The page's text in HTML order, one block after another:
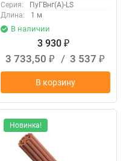
Серия:
ПуГВнг(А)-LS
Длина:
1 м
В наличии
3 930 ₽
3 733,50 ₽ / 3 537 ₽
В корзину
Новинка!